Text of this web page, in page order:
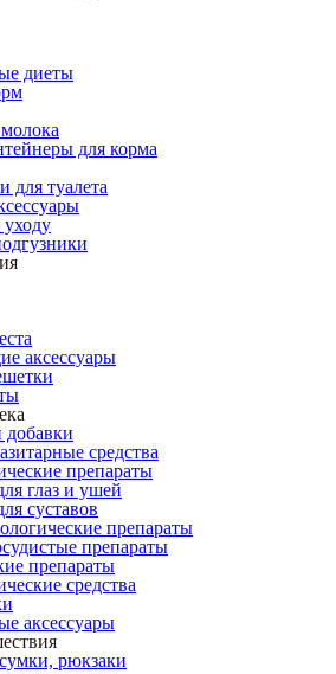
диеты
для корма
для туалета
аксессуары
средства
препараты
глаз и ушей
суставов
препараты
препараты
препараты
средства
аксессуары
рюкзаки